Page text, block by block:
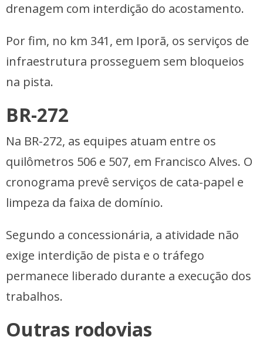
drenagem com interdição do acostamento.
Por fim, no km 341, em Iporã, os serviços de
infraestrutura prosseguem sem bloqueios
na pista.
BR-272
Na BR-272, as equipes atuam entre os
quilômetros 506 e 507, em Francisco Alves. O
cronograma prevê serviços de cata-papel e
limpeza da faixa de domínio.
Segundo a concessionária, a atividade não
exige interdição de pista e o tráfego
permanece liberado durante a execução dos
trabalhos.
Outras rodovias